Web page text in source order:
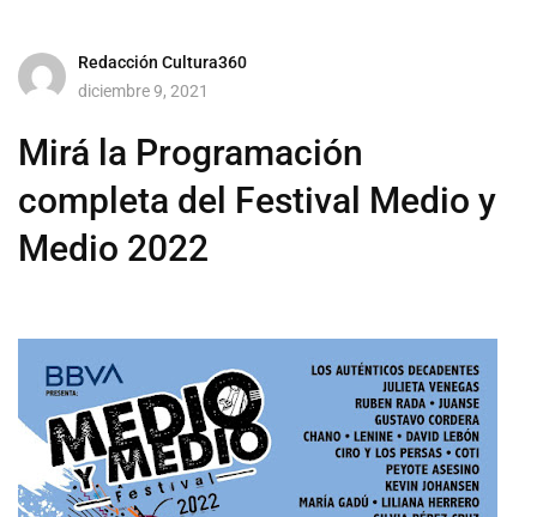
Redacción Cultura360
diciembre 9, 2021
Mirá la Programación
completa del Festival Medio y
Medio 2022